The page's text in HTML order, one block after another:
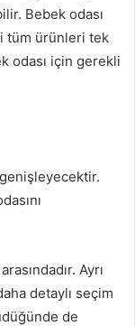
Bebek odası
tüm ürünleri tek
odası için gerekli
Ayrı
detaylı seçim
de